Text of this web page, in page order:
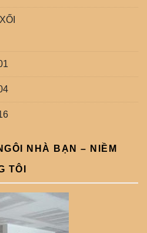
NHÀ BẠN – NIỀM
TÔI